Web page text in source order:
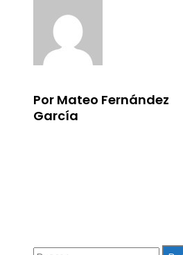
Por Mateo Fernández
García